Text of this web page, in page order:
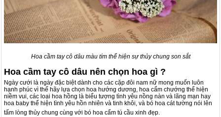
Hoa cầm tay cô dâu màu tím thể hiện sự thủy chung son sắt
Hoa cầm tay cô dâu nên chọn hoa gì ?
Ngày cưới là ngày đặc biệt dành cho các cặp đôi nam nữ mong muốn luôn
hạnh phúc vì thế hãy lựa chọn hoa hướng dương, hoa cẩm chướng thể hiện
niềm vui, các loại hoa hồng là biểu tượng tình yêu nồng nàn và lãng mạn hay
hoa baby thể hiện tình yêu hồn nhiên và tinh khôi, và bó hoa cát tường nói lên
tấm lòng thủy chung cùng với bó hoa cẩm tú cầu xinh đẹp.